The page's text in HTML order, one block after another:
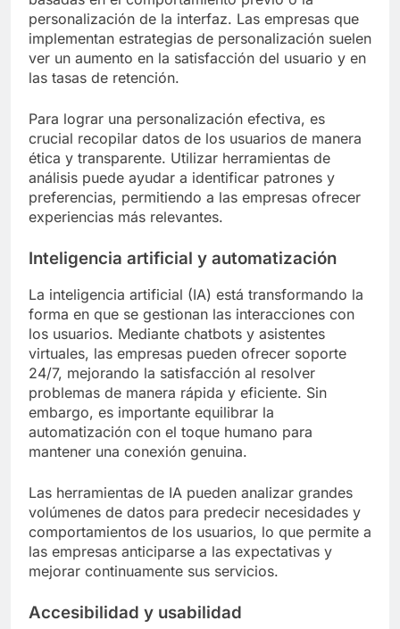
personalización de la interfaz. Las empresas que
implementan estrategias de personalización suelen
ver un aumento en la satisfacción del usuario y en
las tasas de retención.
Para lograr una personalización efectiva, es
crucial recopilar datos de los usuarios de manera
ética y transparente. Utilizar herramientas de
análisis puede ayudar a identificar patrones y
preferencias, permitiendo a las empresas ofrecer
experiencias más relevantes.
Inteligencia artificial y automatización
La inteligencia artificial (IA) está transformando la
forma en que se gestionan las interacciones con
los usuarios. Mediante chatbots y asistentes
virtuales, las empresas pueden ofrecer soporte
24/7, mejorando la satisfacción al resolver
problemas de manera rápida y eficiente. Sin
embargo, es importante equilibrar la
automatización con el toque humano para
mantener una conexión genuina.
Las herramientas de IA pueden analizar grandes
volúmenes de datos para predecir necesidades y
comportamientos de los usuarios, lo que permite a
las empresas anticiparse a las expectativas y
mejorar continuamente sus servicios.
Accesibilidad y usabilidad